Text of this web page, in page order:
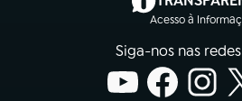
Acesso à
Siga-nos nas